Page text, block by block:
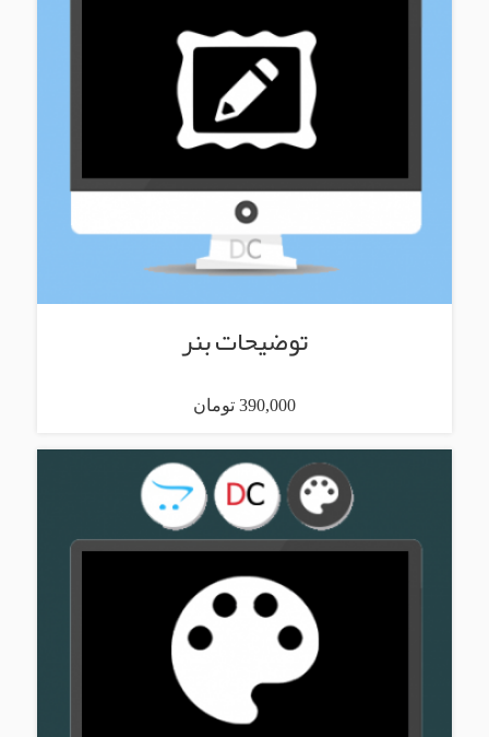
توضیحات بنر
390,000 تومان